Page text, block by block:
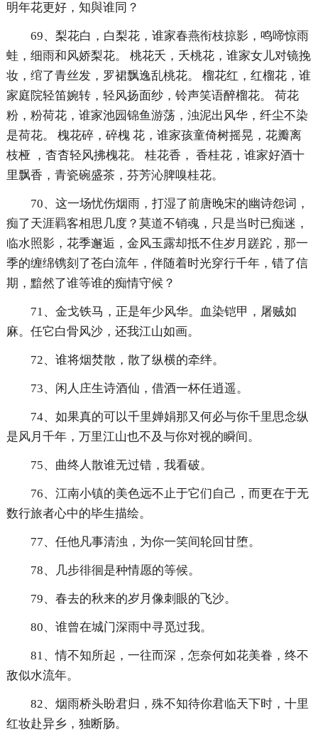
明年花更好，知與谁同？
69、梨花白，白梨花，谁家春燕衔枝掠影，鸣啼惊雨
蛙，细雨和风娇梨花。 桃花夭，夭桃花，谁家女儿对镜挽
妆，绾了青丝发，罗裙飘逸乱桃花。 榴花红，红榴花，谁
家庭院轻笛婉转，轻风扬面纱，铃声笑语醉榴花。 荷花
粉，粉荷花，谁家池园锦鱼游荡，浊泥出风华，纤尘不染
是荷花。 槐花碎，碎槐 花，谁家孩童倚树摇晃，花瓣离
枝桠 ，杳杳轻风拂槐花。 桂花香， 香桂花，谁家好酒十
里飘香，青瓷碗盛茶，芬芳沁脾嗅桂花。
70、这一场忧伤烟雨，打湿了前唐晚宋的幽诗怨词，
痴了天涯羁客相思几度？莫道不销魂，只是当时已痴迷，
临水照影，花季邂逅，金风玉露却抵不住岁月蹉跎，那一
季的缠绵镌刻了苍白流年，伴随着时光穿行千年，错了信
期，黯然了谁等谁的痴情守候？
71、金戈铁马，正是年少风华。血染铠甲，屠贼如
麻。任它白骨风沙，还我江山如画。
72、谁将烟焚散，散了纵横的牵绊。
73、闲人庄生诗酒仙，借酒一杯任逍遥。
74、如果真的可以千里婵娟那又何必与你千里思念纵
是风月千年，万里江山也不及与你对视的瞬间。
75、曲终人散谁无过错，我看破。
76、江南小镇的美色远不止于它们自己，而更在于无
数行旅者心中的毕生描绘。
77、任他凡事清浊，为你一笑间轮回甘堕。
78、几步徘徊是种情愿的等候。
79、春去的秋来的岁月像刺眼的飞沙。
80、谁曾在城门深雨中寻觅过我。
81、情不知所起，一往而深，怎奈何如花美眷，终不
敌似水流年。
82、烟雨桥头盼君归，殊不知待你君临天下时，十里
红妆赴异乡，独断肠。